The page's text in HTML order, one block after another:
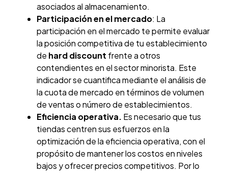
asociados al almacenamiento.
Participación en el mercado: La
participación en el mercado te permite evaluar
la posición competitiva de tu establecimiento
de hard discount frente a otros
contendientes en el sector minorista. Este
indicador se cuantifica mediante el análisis de
la cuota de mercado en términos de volumen
de ventas o número de establecimientos.
Eficiencia operativa. Es necesario que tus
tiendas centren sus esfuerzos en la
optimización de la eficiencia operativa, con el
propósito de mantener los costos en niveles
bajos y ofrecer precios competitivos. Por lo